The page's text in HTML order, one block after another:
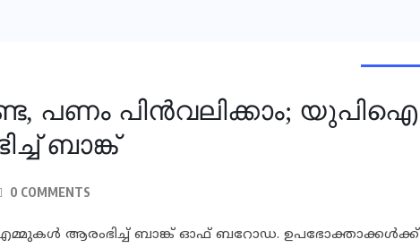
പണം പിൻവലിക്കാം; യുപിഐ
ബാങ്ക്
0 COMMENTS
ആരംഭിച്ച് ബാങ്ക് ഓഫ് ബറോഡ. ഉപഭോക്താക്കൾക്ക്